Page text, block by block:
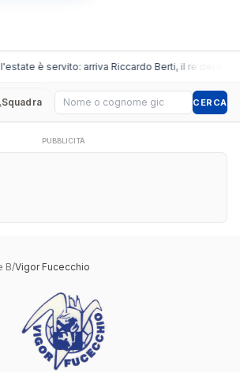
è servito: arriva Riccardo Berti, il re dei
Squadra Cerca giocatore CERCA
PUBBLICITÀ
B/Vigor Fucecchio